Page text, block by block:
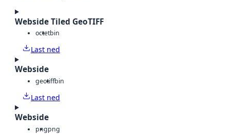
Webside Tiled GeoTIFF
octetbin
Last ned
Webside
geotiffbin
Last ned
Webside
pngpng